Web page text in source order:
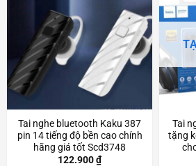
Tai nghe bluetooth Kaku 387
pin 14 tiếng độ bền cao chính
hãng giá tốt Scd3748
122.900₫
Tai
tặng